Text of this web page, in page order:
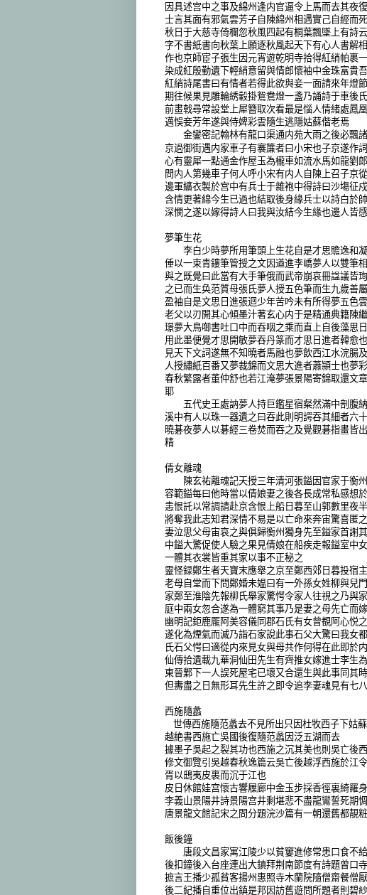
因具述宫中之事及綿州逢内官逼令上馬而去其夜
士言其面有邪氣雲芳子自陳綿州相遇實己自經而
秋日于大慈寺倚欄忽秋風四起有桐葉飄墜上有詩
字不書紙書向秋葉上願逐秋風起天下有心人書解
作也京師宦子張生因元宵遊乾明寺拾得紅綃帕裹
染成紅殷勤遺下輕綃意留與情郎懷袖中金珠富貴
紅綃詩尾書曰有情者若得此欲與妾一面請來年燈
期往候果見雕輪綉轂掛鴛鴦燈一盞乃誦詩于車後
前畫戟尋常設堂上犀簪取次看最是惱人情緒處鳳
邁悞妾芳年遂與侍婢彩雲隨生逃隱姑蘇偕老焉
金鑾密記翰林有龍口渠通内苑大雨之後必飄
京過御街遇内家車子有褰簾者曰小宋也子京遂作
心有靈犀一點通金作屋玉為櫳車如流水馬如龍劉
問内人第幾車子何人呼小宋有内人自陳上召子京
邊軍纊衣製於宫中有兵士于雜袍中得詩曰沙塲征
含情更著綿今生已過也結取後身緣兵士以詩白於
深憫之遂以嫁得詩人曰我與汝結今生緣也邊人皆
夢筆生花
李白少時夢所用筆頭上生花自是才思贍逸和
倕以一束青鏤筆管授之文因遒進李嶠夢人以雙筆
與之既覺曰此當有大手筆俄而武帝崩哀冊諡議皆
之已而生奂范質母張氏夢人授五色筆而生九歲善
盈袖自是文思日進張迴少年苦吟未有所得夢五色
老父以刃開其心傾墨汁著玄心内于是精通典籍陳
璟夢大鳥啣書吐口中而吞咽之乘而直上自後藻思
用此墨便覺才思開敏夢吞丹篆而才思日進者韓愈
見天下文詞遂無不知曉者馬融也夢飲西江水浣腸
人授繡紙百番又夢裁錦而文思大進者蕭頴士也夢
春秋繁露者董仲舒也若江淹夢張景陽寄錦取還文
耶
五代史王處訥夢人持巨鑑星宿粲然滿中剖腹
溪中有人以珠一器遺之曰吞此則明諤吞其細者六
曉碁夜夢人以碁經三卷焚而吞之及覺觀碁指畫皆
精
倩女離魂
陳玄祐離魂記天授三年清河張鎰因官家于衡
容範鎰每曰他時當以倩娘妻之後各長成常私感想
恚恨託以常調請赴京含恨上船日暮至山郭數里夜
將奪我此志知君深情不易是以亡命來奔宙驚喜匿
妻泣思父母宙哀之與俱歸衡州獨身先至鎰家首謝
中鎰大驚促使人驗之果見倩娘在船疾走報鎰室中
一體其衣裳皆重其家以事不正秘之
靈怪録鄭生者天寶末應舉之京至鄭西郊日暮投宿
老母自堂而下問鄭婚未媪曰有一外孫女姓柳與兒
家鄭至淮陰先報柳氏舉家驚愕令家人往視之乃與
庭中兩女忽合遂為一體窮其事乃是妻之母先亡而
幽明記鉅鹿龎阿美容儀同郡石氏有女曾覩阿心悦
遂化為煙氣而滅乃詣石家說此事石父大驚曰我女
氏石父愕曰適從内來見女與母共作何得在此即於
仙傳拾遺載九華洞仙田先生有齊推女嫁進士李生
東晉鄴下一人誤死屋宅已壞又合還生與此事同其
但夀盡之日無形耳先生許之即令追李妻魂見有七
西施隨蠡
世傳西施隨范蠡去不見所出只因杜牧西子下姑
越絶書西施亡吳國後復隨范蠡因泛五湖而去
據墨子吳起之裂其功也西施之沉其美也則吳亡後
修文御覽引吳越春秋逸篇云吳亡後越浮西施於江
胥以鴟夷皮裹而沉于江也
皮日休館娃宫懷古響屧廊中金玉步採香徑裏綺羅
李義山景陽井詩景陽宫井剩堪悲不盡龍鸞誓死期
唐景龍文館記宋之問分題浣沙篇有一朝還舊都靚
飯後鐘
唐段文昌家寓江陵少以貧窶進修常患口食不
後扣鐘後入台座連出大鎮拜荆南節度有詩題曾口
摭言王播少孤貧客揚州惠照寺木蘭院隨僧齋餐僧
後二紀播自重位出鎮是邦因訪舊遊問所題者則碧